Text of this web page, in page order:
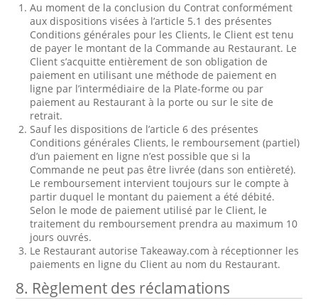
Au moment de la conclusion du Contrat conformément
aux dispositions visées à l’article 5.1 des présentes
Conditions générales pour les Clients, le Client est tenu
de payer le montant de la Commande au Restaurant. Le
Client s’acquitte entièrement de son obligation de
paiement en utilisant une méthode de paiement en
ligne par l’intermédiaire de la Plate-forme ou par
paiement au Restaurant à la porte ou sur le site de
retrait.
Sauf les dispositions de l’article 6 des présentes
Conditions générales Clients, le remboursement (partiel)
d’un paiement en ligne n’est possible que si la
Commande ne peut pas être livrée (dans son entièreté).
Le remboursement intervient toujours sur le compte à
partir duquel le montant du paiement a été débité.
Selon le mode de paiement utilisé par le Client, le
traitement du remboursement prendra au maximum 10
jours ouvrés.
Le Restaurant autorise Takeaway.com à réceptionner les
paiements en ligne du Client au nom du Restaurant.
8. Règlement des réclamations